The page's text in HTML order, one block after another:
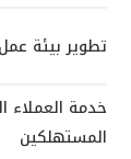
تطوير بيئة
خدمة العملاء
المستهلكين